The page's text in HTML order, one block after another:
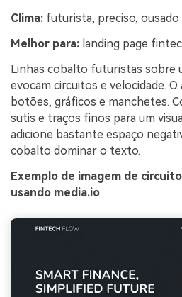
Clima: futurista, preciso, ousado
Melhor para: landing page
Linhas cobalto futuristas sobre
evocam circuitos e velocidade.
botões, gráficos e manchetes.
sutis e traços finos para um
adicione bastante espaço
cobalto dominar o texto.
Exemplo de imagem de
usando media.io